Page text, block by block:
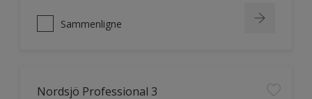
Sammenligne
Nordsjö Professional 3